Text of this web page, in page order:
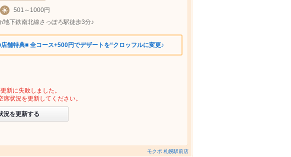
501～1000円
地下鉄南北線さっぽろ駅徒歩3分♪
舗特典■ 全コース+500円でデザートを“クロッフルに変更♪
新に失敗しました。
状況を更新してください。
況を更新する
モクポ 札幌駅前店